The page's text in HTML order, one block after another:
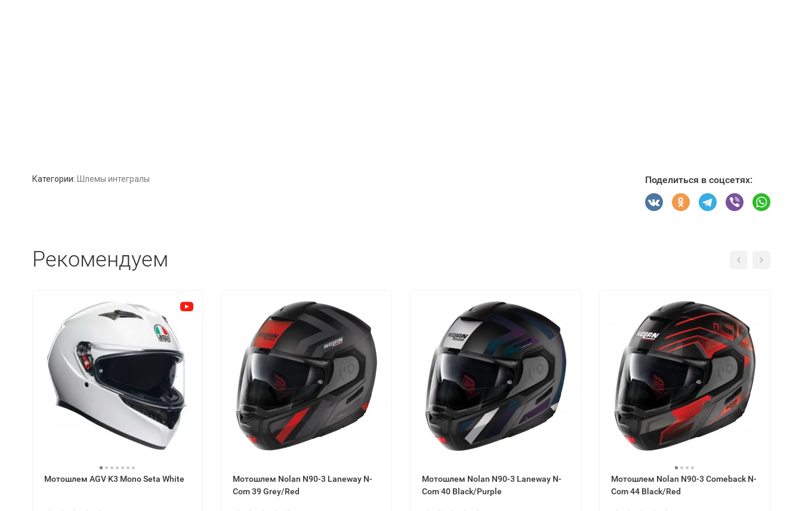
Категории: Шлемы интегралы Поделиться в соцсетях:
Рекомендуем
Мотошлем AGV K3 Mono Seta White
Мотошлем Nolan N90-3 Laneway N-
Com 39 Grey/Red
Мотошлем Nolan N90-3 Laneway N-
Com 40 Black/Purple
Мотошлем Nolan N90-3 Comeback N-
Com 44 Black/Red